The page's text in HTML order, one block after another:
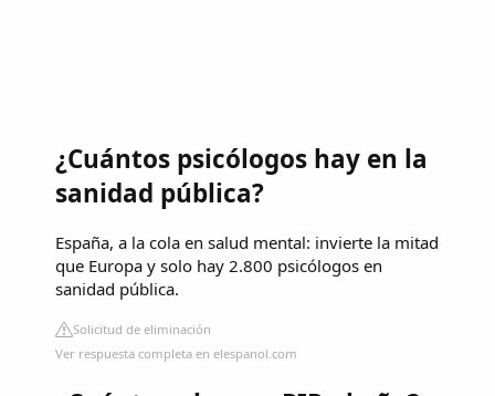
¿Cuántos psicólogos hay en la
sanidad pública?
España, a la cola en salud mental: invierte la mitad
que Europa y solo hay 2.800 psicólogos en
sanidad pública.
Solicitud de eliminación
Ver respuesta completa en elespanol.com